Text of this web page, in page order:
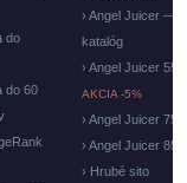
do
do 60
› Angel Juicer —
katalóg
› Angel Juicer
AKCIA -5%
› Angel Juicer
› Angel Juicer
› Hrubé sito